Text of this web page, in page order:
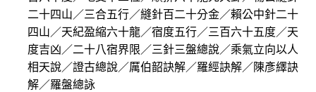
二十四山／三合五行／縫針百二十分金／賴公中針二十
四山／天紀盈縮六十龍／宿度五行／三百六十五度／天
度吉凶／二十八宿界限／三針三盤總說／乘氣立向以人
相天說／證古總說／厲伯韶訣解／羅經訣解／陳彥繹訣
解／羅盤總詠